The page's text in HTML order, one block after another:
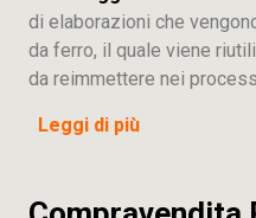
di elaborazioni che
da ferro, il quale viene
da reimmettere nei
Leggi di più